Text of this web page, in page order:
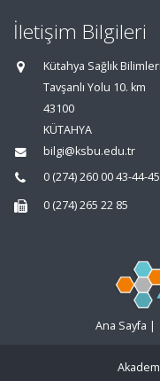
İletişim Bilgileri
Kütahya Sağlık
Tavşanlı Yolu 10. km
43100
KÜTAHYA
bilgi@ksbu.edu.tr
0 (274) 260 00 43-44-
0 (274) 265 22 85
Ana Sayfa |